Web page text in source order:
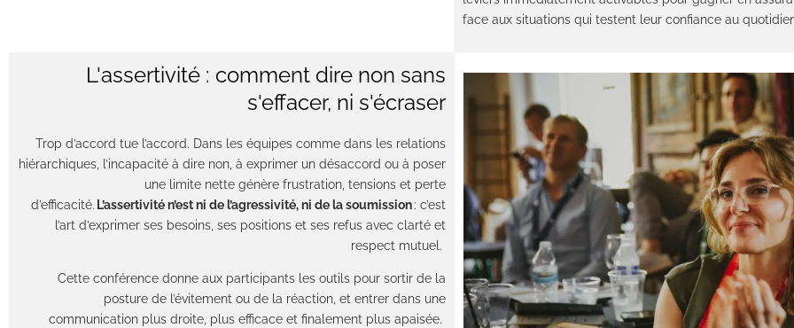
face aux situations qui testent leur confiance au
L'assertivité : comment dire non sans
s'effacer, ni s'écraser
Trop d’accord tue l’accord. Dans les équipes comme dans les relations
hiérarchiques, l’incapacité à dire non, à exprimer un désaccord ou à poser
une limite nette génère frustration, tensions et perte
d’efficacité. L’assertivité n’est ni de l’agressivité, ni de la soumission: c’est
l’art d’exprimer ses besoins, ses positions et ses refus avec clarté et
respect mutuel.
Cette conférence donne aux participants les outils pour sortir de la
posture de l’évitement ou de la réaction, et entrer dans une
communication plus droite, plus efficace et finalement plus apaisée.